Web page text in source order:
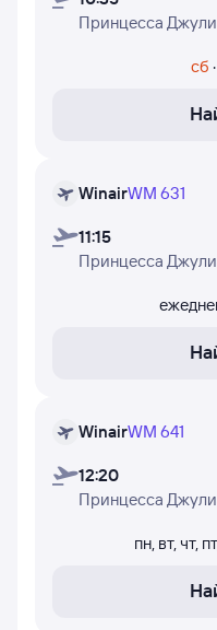
В таблице есть
номера рейсов и дни
Принцесса
сб ·
WinairWM 631
11:15
Принцесса
WinairWM 641
12:20
Принцесса
пн, вт,чт, пт